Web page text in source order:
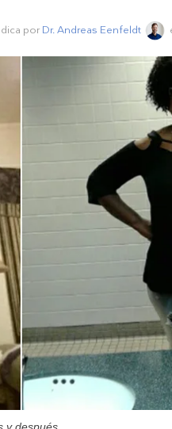
por Dr. Andreas Eenfeldt